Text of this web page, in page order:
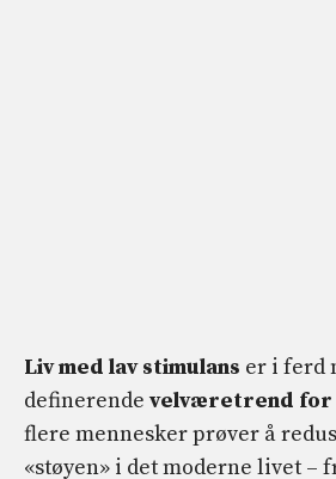
Liv med lav stimulans er i ferd
definerende velværetrend for
flere mennesker prøver å
«støyen» i det moderne livet –